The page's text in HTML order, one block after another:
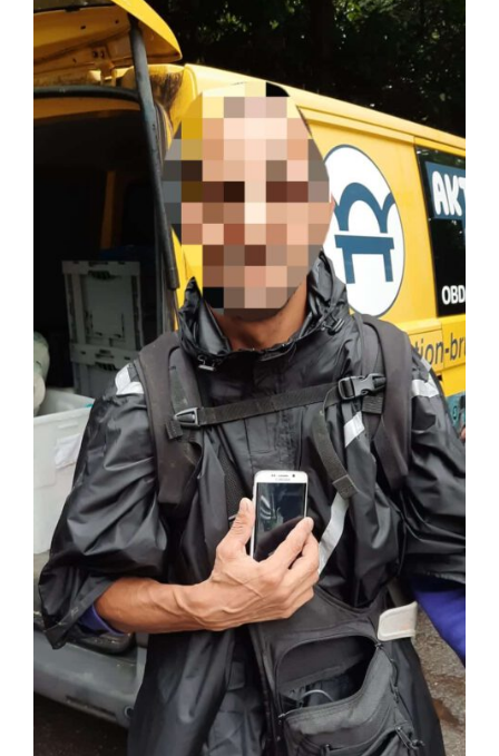
Auch Vroni, Jorge, Andrea, Tina und Carla ging
es nicht recht viel anders. Alle waren
durchgeweicht und jeder freute sich zuhause
die nassen Sachen auszuziehen und sich eine
heisse Dusche zu gönnen. Nach so einem Tag